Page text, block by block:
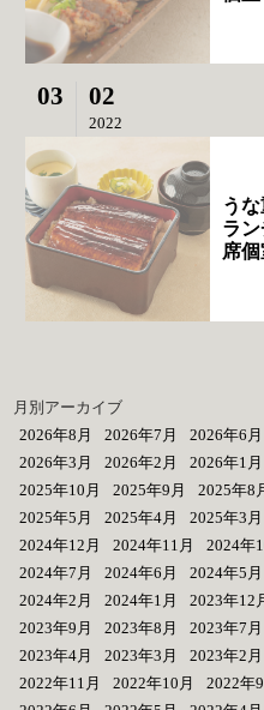
03 02
2022
う
ラ
席
月別アーカイブ
2026年8月
2026年7月 2026年6月
2026年3月
2026年2月 2026年1月
2025年10月
2025年9月 2025年8
2025年5月
2025年4月 2025年3月
2024年12月
2024年11月 2024年
2024年7月
2024年6月 2024年5月
2024年2月
2024年1月 2023年12
2023年9月
2023年8月 2023年7月
2023年4月
2023年3月 2023年2月
2022年11月
2022年10月 2022年